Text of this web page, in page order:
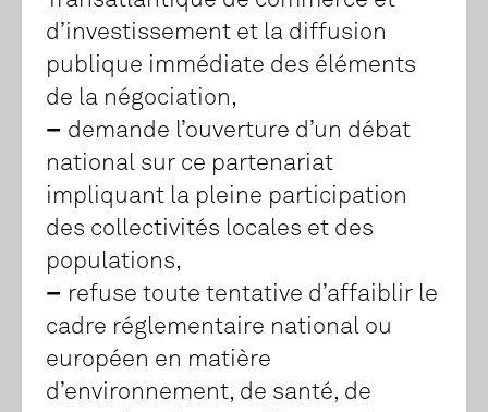
d’investissement et la diffusion
publique immédiate des éléments
de la négociation,
– demande l’ouverture d’un débat
national sur ce partenariat
impliquant la pleine participation
des collectivités locales et des
populations,
– refuse toute tentative d’affaiblir le
cadre réglementaire national ou
européen en matière
d’environnement, de santé, de